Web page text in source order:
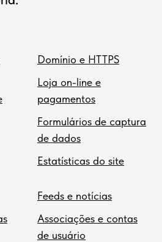
Domínio e HTTPS
Loja on-line e
pagamentos
Formulários de captura
de dados
Estatísticas do site
Feeds e notícias
Associações e contas
de usuário